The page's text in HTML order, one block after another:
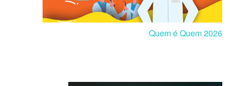
Quem é Quem 2026